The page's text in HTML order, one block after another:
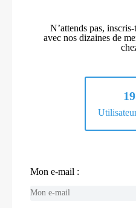
N’attends pas,
avec nos dizaines de
Mon e-mail :